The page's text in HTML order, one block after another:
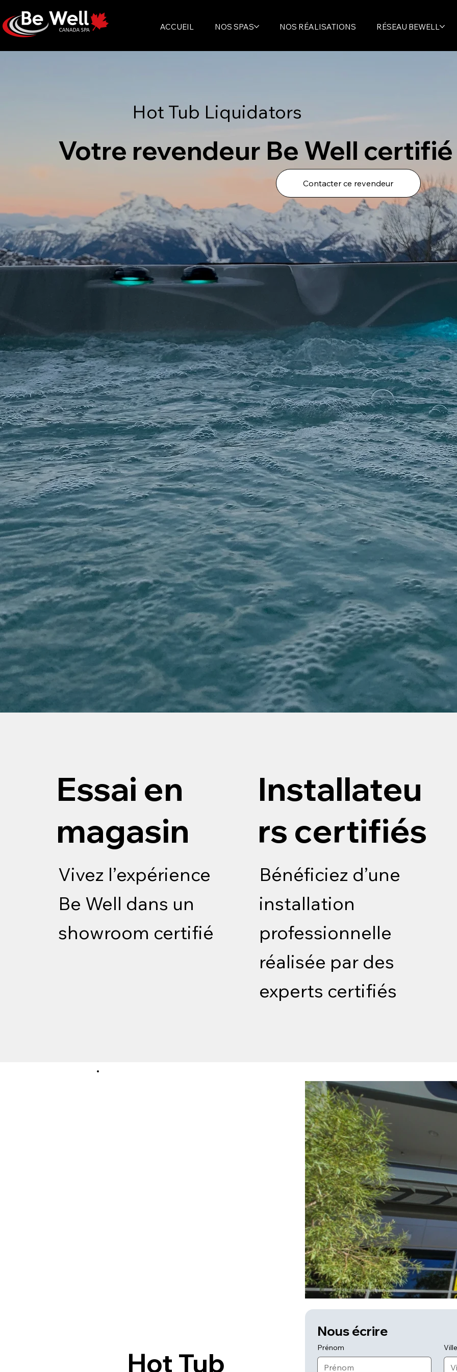
ACCUEIL NOS SPAS NOS RÉALISATIONS RÉSEAU BEWELL
Hot Tub Liquidators
Votre revendeur Be Well certifié
Contacter ce revendeur
Essai en
magasin
Vivez l’expérience
Be Well dans un
showroom certifié
Installateu
rs certifiés
Bénéficiez d’une
installation
professionnelle
réalisée par des
experts certifiés
Nous écrire
Prénom
Hot Tub